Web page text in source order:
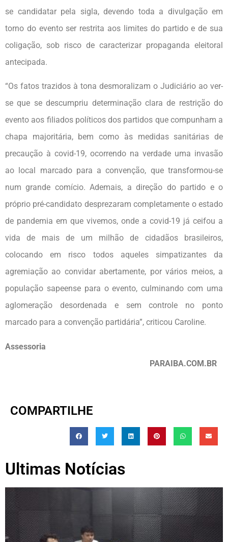
se candidatar pela sigla, devendo toda a divulgação em
torno do evento ser restrita aos limites do partido e de sua
coligação, sob risco de caracterizar propaganda eleitoral
antecipada.
“Os fatos trazidos à tona desmoralizam o Judiciário ao ver-
se que se descumpriu determinação clara de restrição do
evento aos filiados políticos dos partidos que compunham a
chapa majoritária, bem como às medidas sanitárias de
precaução à covid-19, ocorrendo na verdade uma invasão
ao local marcado para a convenção, que transformou-se
num grande comício. Ademais, a direção do partido e o
próprio pré-candidato desprezaram completamente o estado
de pandemia em que vivemos, onde a covid-19 já ceifou a
vida de mais de um milhão de cidadãos brasileiros,
colocando em risco todos aqueles simpatizantes da
agremiação ao convidar abertamente, por vários meios, a
população sapeense para o evento, culminando com uma
aglomeração desordenada e sem controle no ponto
marcado para a convenção partidária”, criticou Caroline.
Assessoria
PARAIBA.COM.BR
COMPARTILHE
Ultimas Notícias